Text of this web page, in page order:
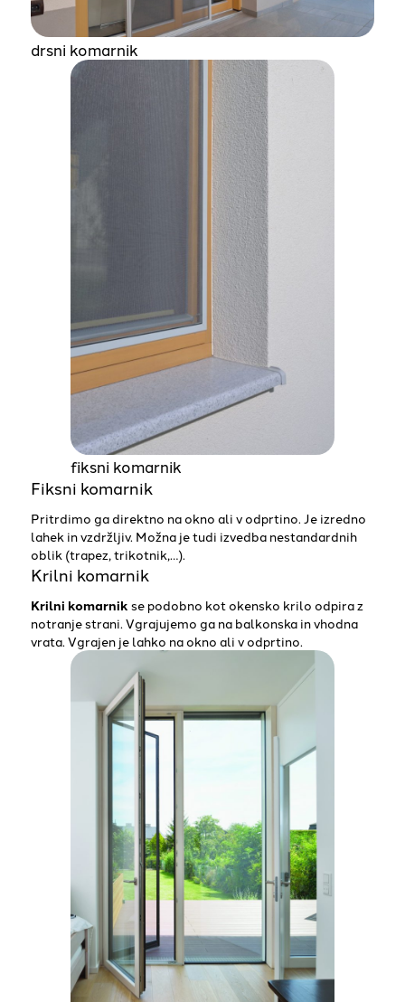
drsni komarnik
fiksni komarnik
Fiksni komarnik
Pritrdimo ga direktno na okno ali v odprtino. Je izredno
lahek in vzdržljiv. Možna je tudi izvedba nestandardnih
oblik (trapez, trikotnik,…).
Krilni komarnik
Krilni komarnik se podobno kot okensko krilo odpira z
notranje strani. Vgrajujemo ga na balkonska in vhodna
vrata. Vgrajen je lahko na okno ali v odprtino.